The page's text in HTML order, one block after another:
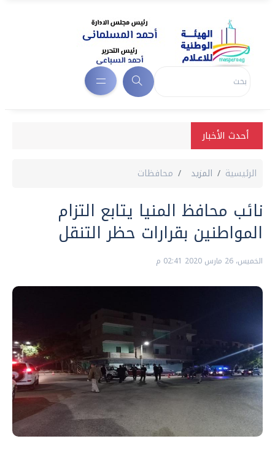
أحدث الأخبار
الرئيسية المزيد محافظات
نائب محافظ المنيا يتابع التزام
المواطنين بقرارات حظر التنقل
الخميس، 26 مارس 2020 02:41 م